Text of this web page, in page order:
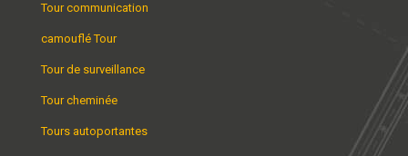
Tour communication
camouflé Tour
Tour de surveillance
Tour cheminée
Tours autoportantes